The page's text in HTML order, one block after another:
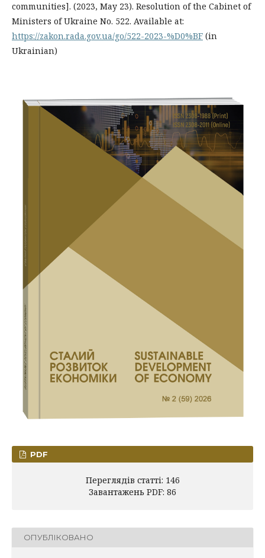
communities]. (2023, May 23). Resolution of the Cabinet of
Ministers of Ukraine No. 522. Available at:
https://zakon.rada.gov.ua/go/522-2023-%D0%BF (in
Ukrainian)
PDF
Переглядів статті: 146
Завантажень PDF: 86
ОПУБЛІКОВАНО